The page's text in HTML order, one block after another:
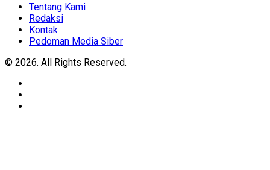
Tentang Kami
Redaksi
Kontak
Pedoman Media Siber
© 2026. All Rights Reserved.